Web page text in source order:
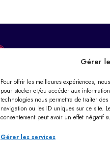
Gérer
Pour offrir les meilleures expériences,
pour stocker et/ou accéder aux
technologies nous permettra de traiter
navigation ou les ID uniques sur ce site.
consentement peut avoir un effet négatif
Gérer les services